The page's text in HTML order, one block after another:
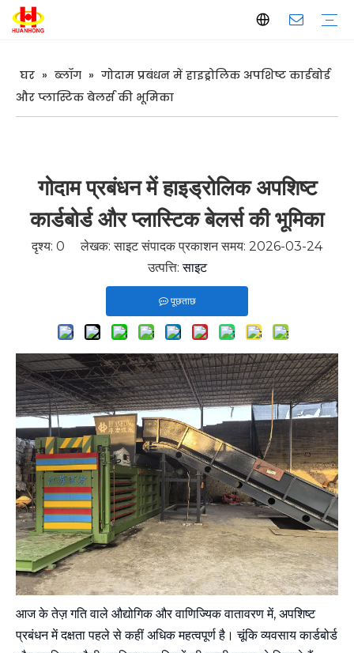
घर » ब्लॉग » गोदाम प्रबंधन में हाइड्रोलिक अपशिष्ट कार्डबोर्ड
और प्लास्टिक बेलर्स की भूमिका
गोदाम प्रबंधन में हाइड्रोलिक अपशिष्ट
कार्डबोर्ड और प्लास्टिक बेलर्स की भूमिका
दृश्य: 0 लेखक: साइट संपादक प्रकाशन समय: 2026-03-24
उत्पत्ति:साइट
पूछताछ
आज के तेज़ गति वाले औद्योगिक और वाणिज्यिक वातावरण में, अपशिष्ट
प्रबंधन में दक्षता पहले से कहीं अधिक महत्वपूर्ण है। चूंकि व्यवसाय कार्डबोर्ड